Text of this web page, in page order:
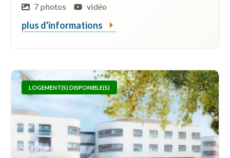
7 photos
vidéo
plus d'informations
LOGEMENT(S) DISPONIBLE(S)